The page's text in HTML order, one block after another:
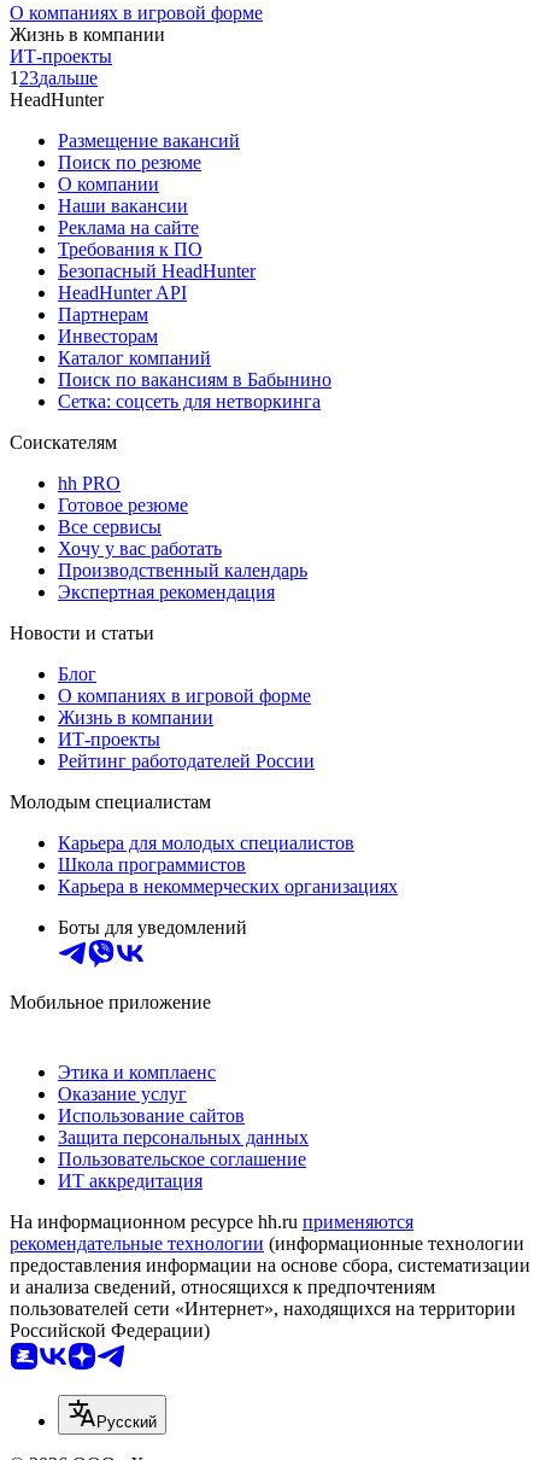
О компаниях в игровой форме
Жизнь в компании
ИТ-проекты
1 23дальше
HeadHunter
Размещение вакансий
Поиск по резюме
О компании
Наши вакансии
Реклама на сайте
Требования к ПО
Безопасный HeadHunter
HeadHunter API
Партнерам
Инвесторам
Каталог компаний
Поиск по вакансиям в Бабынино
Сетка: соцсеть для нетворкинга
Соискателям
hh PRO
Готовое резюме
Все сервисы
Хочу у вас работать
Производственный календарь
Экспертная рекомендация
Новости и статьи
Блог
О компаниях в игровой форме
Жизнь в компании
ИТ-проекты
Рейтинг работодателей России
Молодым специалистам
Карьера для молодых специалистов
Школа программистов
Карьера в некоммерческих организациях
Боты для уведомлений
Мобильное приложение
Этика и комплаенс
Оказание услуг
Использование сайтов
Защита персональных данных
Пользовательское соглашение
ИТ аккредитация
На информационном ресурсе hh.ru применяются
рекомендательные технологии (информационные технологии
предоставления информации на основе сбора, систематизации
и анализа сведений, относящихся к предпочтениям
пользователей сети «Интернет», находящихся на территории
Российской Федерации)
Русский